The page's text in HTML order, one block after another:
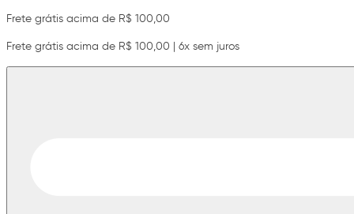
Frete grátis acima de R$ 100,00
Frete grátis acima de R$ 100,00 | 6x sem juros